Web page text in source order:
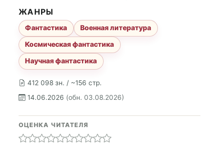
412 098 зн. / ~156 стр.
14.06.2026 (обн. 03.08.2026)
ЖАНРЫ
Фантастика
Военная литература
Космическая фантастика
Научная фантастика
ОЦЕНКА ЧИТАТЕЛЯ